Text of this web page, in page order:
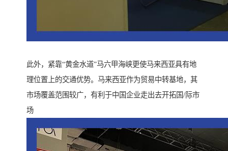
此外，紧靠“黄金水道”马六甲海峡更使马来西亚具有地
理位置上的交通优势。马来西亚作为贸易中转基地，其
市场覆盖范围较广，有利于中国企业走出去开拓国/际市
场